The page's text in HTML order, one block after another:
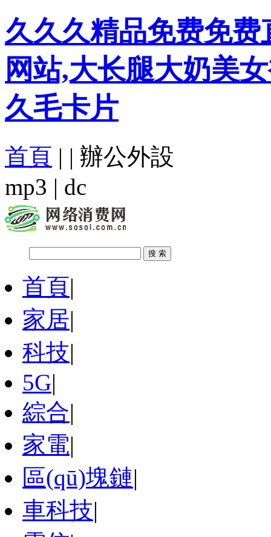
久久久精品免费免
网站,大长腿大奶美
久毛卡片
首頁 | | 辦公外設
mp3 | dc
首頁|
家居|
科技|
5G|
綜合|
家電|
區(qū)塊鏈|
車科技|